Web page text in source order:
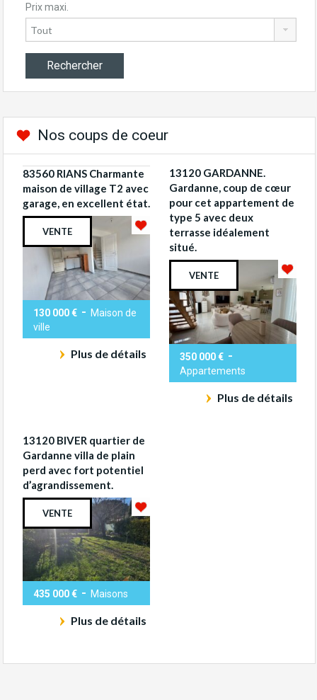
Prix maxi.
Nos coups de coeur
83560 RIANS Charmante
maison de village T2 avec
garage, en excellent état.
VENTE
130 000 € - Maison de
ville
Plus de détails
13120 GARDANNE.
Gardanne, coup de cœur
pour cet appartement de
type 5 avec deux
terrasse idéalement
situé.
VENTE
350 000 € -
Appartements
Plus de détails
13120 BIVER quartier de
Gardanne villa de plain
perd avec fort potentiel
d’agrandissement.
VENTE
435 000 € - Maisons
Plus de détails